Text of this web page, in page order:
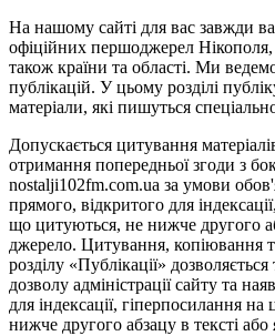
На нашому сайті для вас завжди
офіційних першоджерел
також країни та області. Ми
публікацій. У цьому розділі
матеріали, які пишуться
Допускається цитування
отримання попередньої згоди з
nostalji102fm.com.ua за умови
прямого, відкритого для
що цитуються, не нижче другого
джерело. Цитування, копіювання
розділу «Публікації»
дозволу адміністрації сайту та
для індексації, гіперпосилання
нижче другого абзацу в тексті